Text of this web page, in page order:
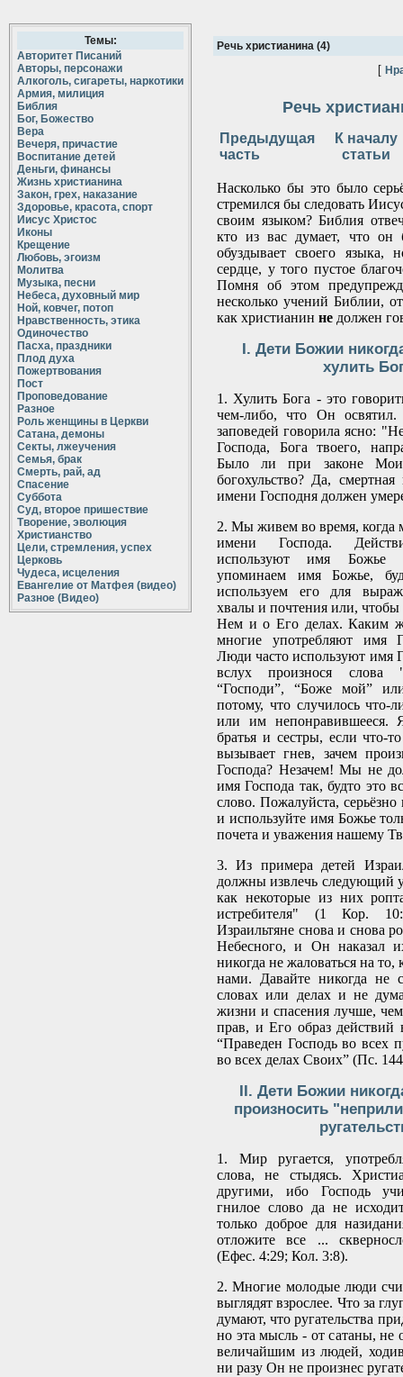
Темы:
Авторитет Писаний
Авторы, персонажи
Алкоголь, сигареты, наркотики
Армия, милиция
Библия
Бог, Божество
Вера
Вечеря, причастие
Воспитание детей
Деньги, финансы
Жизнь христианина
Закон, грех, наказание
Здоровье, красота, спорт
Иисус Христос
Иконы
Крещение
Любовь, эгоизм
Молитва
Музыка, песни
Небеса, духовный мир
Ной, ковчег, потоп
Нравственность, этика
Одиночество
Пасха, праздники
Плод духа
Пожертвования
Пост
Проповедование
Разное
Роль женщины в Церкви
Сатана, демоны
Секты, лжеучения
Семья, брак
Смерть, рай, ад
Спасение
Суббота
Суд, второе пришествие
Творение, эволюция
Христианство
Цели, стремления, успех
Церковь
Чудеса, исцеления
Евангелие от Матфея (видео)
Разное (Видео)
Речь христианина (4)
[
Речь
Предыдущая
часть
К началу
статьи
Насколько бы это было
стремился бы следовать
своим языком? Библия
кто из вас думает, что он
обуздывает своего языка,
сердце, у того пустое
Помня об этом
несколько учений Библии,
как христианин не должен
I. Дети Божии
хулить
1. Хулить Бога - это
чем-либо, что Он освятил.
заповедей говорила ясно:
Господа, Бога твоего,
Было ли при законе
богохульство? Да,
имени Господня должен
2. Мы живем во время, когда
имени Господа.
используют имя Божье
упоминаем имя Божье,
используем его для
хвалы и почтения или, чтобы
Нем и о Его делах. Каким
многие употребляют имя
Люди часто используют имя
вслух произнося слова
“Господи”, “Боже мой”
потому, что случилось что-
или им непонравившееся.
братья и сестры, если что-
вызывает гнев, зачем
Господа? Незачем! Мы не
имя Господа так, будто это
слово. Пожалуйста,
и используйте имя Божье
почета и уважения нашему
3. Из примера детей
должны извлечь следующий
как некоторые из них
истребителя" (1 Кор.
Израильтяне снова и снова
Небесного, и Он наказал
никогда не жаловаться на то,
нами. Давайте никогда не
словах или делах и не
жизни и спасения лучше,
прав, и Его образ действий
“Праведен Господь во всех
во всех делах Своих” (Пс.
II. Дети Божии
произносить
1. Мир ругается,
слова, не стыдясь.
другими, ибо Господь
гнилое слово да не
только доброе для
отложите все ...
(Ефес. 4:29; Кол. 3:8).
2. Многие молодые люди
выглядят взрослее. Что за
думают, что ругательства
но эта мысль - от сатаны, не
величайшим из людей,
ни разу Он не произнес